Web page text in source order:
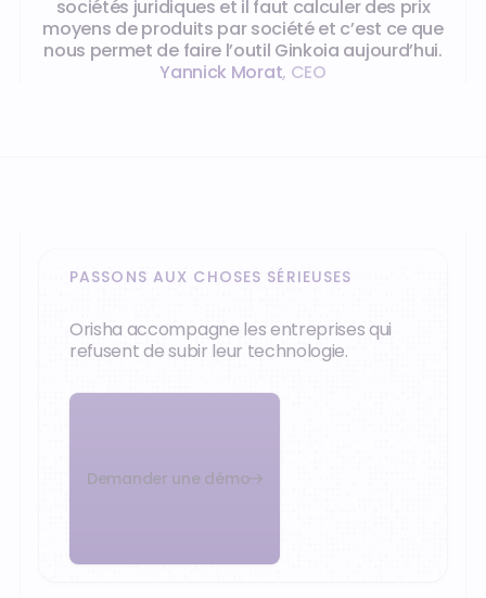
sociétés juridiques et il faut calculer des prix
moyens de produits par société et c’est ce que
nous permet de faire l’outil Ginkoia aujourd’hui.
Yannick Morat, CEO
PASSONS AUX CHOSES SÉRIEUSES
Orisha accompagne les entreprises qui
refusent de subir leur technologie.
Demander une démo